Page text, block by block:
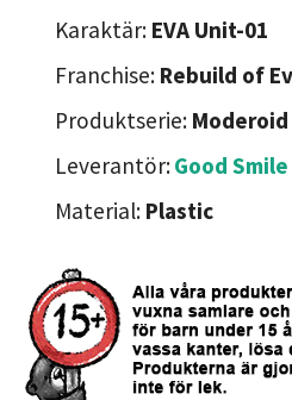
Karaktär: EVA Unit-01
Franchise: Rebuild of
Produktserie: Moderoid
Leverantör:Good
Material: Plastic